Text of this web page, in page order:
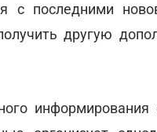
с последними
другую
информирования